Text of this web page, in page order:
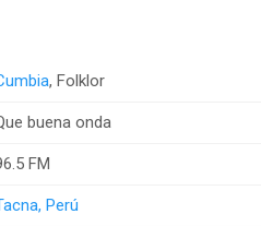
, Folklor
buena onda
FM
Perú